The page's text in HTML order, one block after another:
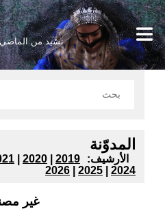
نشيد من
المدوّنة
:الأرشيف 2019
2020
2024
2025
2026
غير